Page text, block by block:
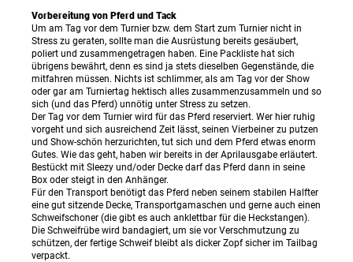
Vorbereitung von Pferd und Tack
Um am Tag vor dem Turnier bzw. dem Start zum Turnier nicht in
Stress zu geraten, sollte man die Ausrüstung bereits gesäubert,
poliert und zusammengetragen haben. Eine Packliste hat sich
übrigens bewährt, denn es sind ja stets dieselben Gegenstände, die
mitfahren müssen. Nichts ist schlimmer, als am Tag vor der Show
oder gar am Turniertag hektisch alles zusammenzusammeln und so
sich (und das Pferd) unnötig unter Stress zu setzen.
Der Tag vor dem Turnier wird für das Pferd reserviert. Wer hier ruhig
vorgeht und sich ausreichend Zeit lässt, seinen Vierbeiner zu putzen
und Show-schön herzurichten, tut sich und dem Pferd etwas enorm
Gutes. Wie das geht, haben wir bereits in der Aprilausgabe erläutert.
Bestückt mit Sleezy und/oder Decke darf das Pferd dann in seine
Box oder steigt in den Anhänger.
Für den Transport benötigt das Pferd neben seinem stabilen Halfter
eine gut sitzende Decke, Transportgamaschen und gerne auch einen
Schweifschoner (die gibt es auch anklettbar für die Heckstangen).
Die Schweifrübe wird bandagiert, um sie vor Verschmutzung zu
schützen, der fertige Schweif bleibt als dicker Zopf sicher im Tailbag
verpackt.